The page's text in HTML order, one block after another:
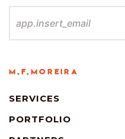
M.F.Moreira
SERVICES
PORTFOLIO